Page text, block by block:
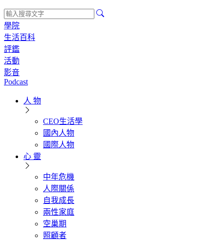
學院
生活百科
評鑑
活動
影音
Podcast
人 物
CEO生活學
國內人物
國際人物
心 靈
中年危機
人際關係
自我成長
兩性家庭
空巢期
照顧者